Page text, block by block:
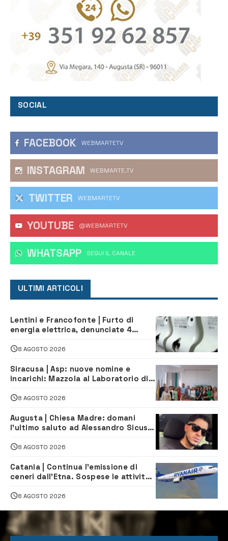
SOCIAL
FACEBOOK WEBMARTETV
INSTAGRAM WEBMARTE.TV
TWITTER WEBMARTETV
YOUTUBE @WEBMARTETV
WHATSAPP ‎SEGUI IL CANALE
ULTIMI ARTICOLI
Lentini e Francofonte | Furto di
energia elettrica, denunciate 4
8 AGOSTO 2026
Siracusa | Asp: nuove nomine e
incarichi: Mazzola al Laboratorio di
Servizio Legale
8 AGOSTO 2026
Augusta | Chiesa Madre: domani
l’ultimo saluto ad Alessandro Sicuso,
8 AGOSTO 2026
Catania | Continua l’emissione di
ceneri dall’Etna. Sospese le attività
8 AGOSTO 2026